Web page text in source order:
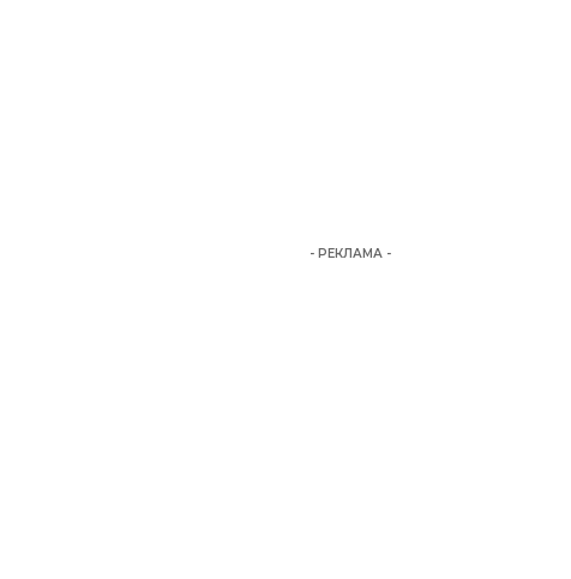
- РЕКЛАМА -